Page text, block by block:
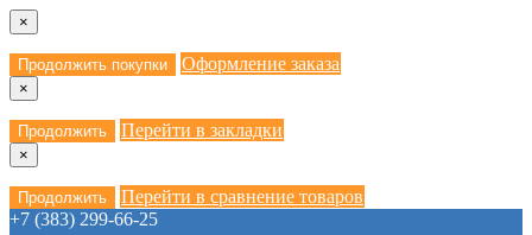
×
Продолжить покупки Оформление заказа
×
Продолжить Перейти в закладки
×
Продолжить
Перейти в сравнение товаров
+7 (383) 299-66-25